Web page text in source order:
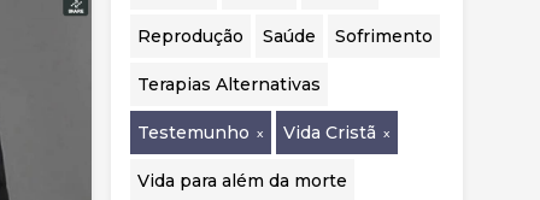
Reprodução Saúde Sofrimento
Terapias Alternativas
Testemunho Vida Cristã
Vida para além da morte